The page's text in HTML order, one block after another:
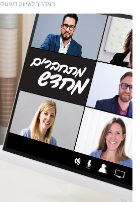
המדריך לשיווק דיגיטלי